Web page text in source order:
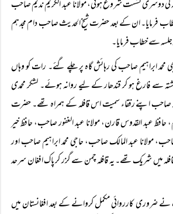
کی دوسری نشست شروع ہوئی، مولانا عبد الکریم ندیم صاحب
فرمایا۔ ان کے بعد حضرت شیخ الحدیث صاحب دام مجدہم
سے خطاب فرمایا۔
محمد ابراہیم صاحب کی رہائش گاہ پر چلے گئے۔ رات کو وہاں
سے فارغ ہو کر قندھار کے لیے روانہ ہوئے۔ لشکر محمدی
صاحب اپنے رفقاء سمیت اس قافلہ کے ہمراہ تھے۔ حضرت
عبد القدوس قارن، مولانا عبد الغفور صاحب، حافظ خیر
مولانا عبد المالک صاحب، حاجی محمد ابراہیم صاحب اور
میں شریک تھے۔ یہ قافلہ چمن سے گزر کر پاک افغان سرحد
ضروری کارروائی مکمل کروانے کے بعد افغانستان میں